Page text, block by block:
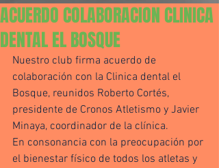
ACUERDO COLABORACION CLINICA
DENTAL EL BOSQUE
Nuestro club firma acuerdo de
colaboración con la Clinica dental el
Bosque, reunidos Roberto Cortés,
presidente de Cronos Atletismo y Javier
Minaya, coordinador de la clínica.
En consonancia con la preocupación por
el bienestar físico de todos los atletas y